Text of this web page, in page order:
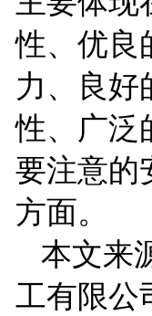
性、优良
力、良好
性、广泛
要注意的
方面。
本文来
工有限公